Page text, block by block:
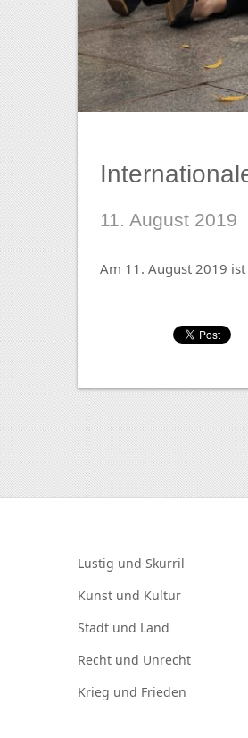
11. August 2019
Am 11. August 2019
Lustig und Skurril
Kunst und Kultur
Stadt und Land
Recht und Unrecht
Krieg und Frieden